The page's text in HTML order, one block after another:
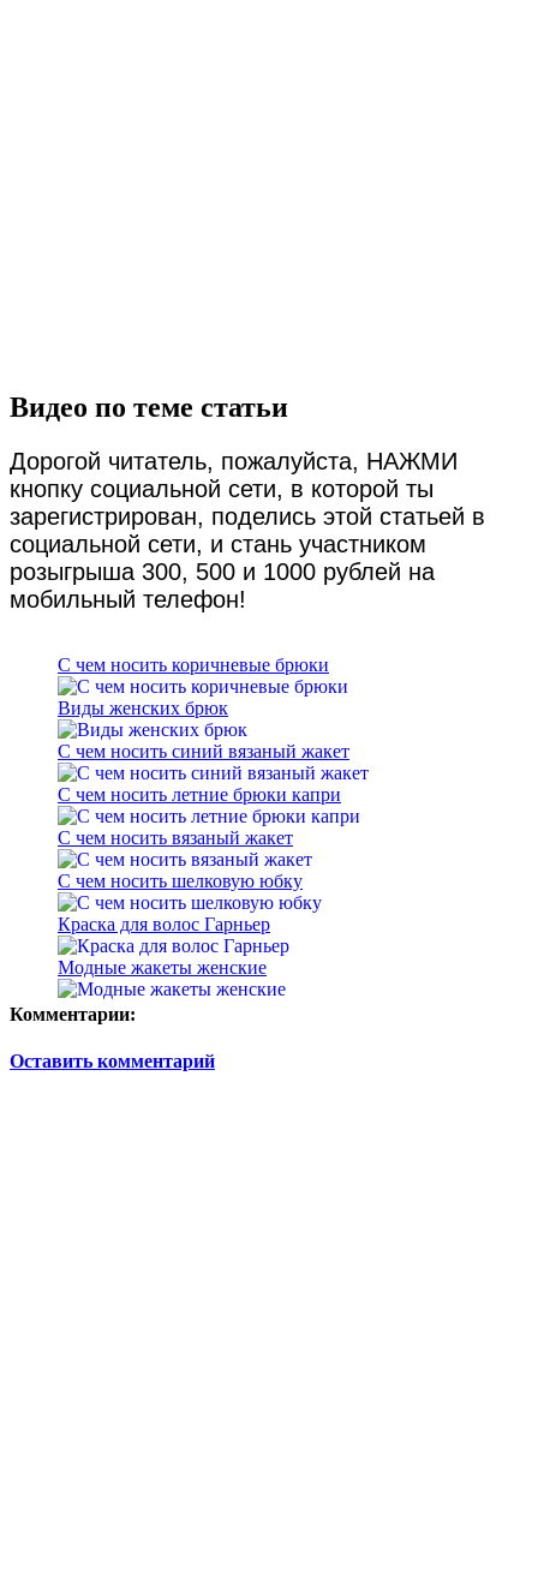
Видео по теме статьи
Дорогой читатель, пожалуйста, НАЖМИ
кнопку социальной сети, в которой ты
зарегистрирован, поделись этой статьей в
социальной сети, и стань участником
розыгрыша 300, 500 и 1000 рублей на
мобильный телефон!
С чем носить коричневые брюки
Виды женских брюк
С чем носить синий вязаный жакет
С чем носить летние брюки капри
С чем носить вязаный жакет
С чем носить шелковую юбку
Краска для волос Гарньер
Модные жакеты женские
Комментарии:
Оставить комментарий